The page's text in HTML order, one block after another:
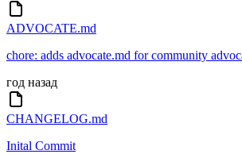
ADVOCATE.md
chore: adds advocate.md for community
год назад
CHANGELOG.md
Inital Commit